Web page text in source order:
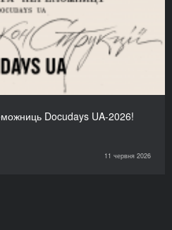
Docudays UA-2026!
11 червня 2026